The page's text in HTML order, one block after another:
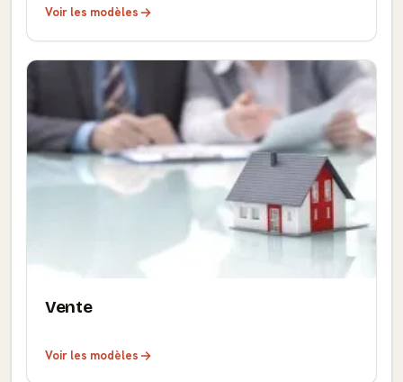
Voir les modèles
Vente
Voir les modèles